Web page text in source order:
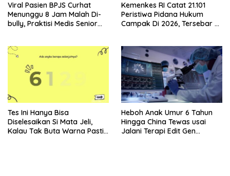
Viral Pasien BPJS Curhat
Menunggu 8 Jam Malah Di-
bully, Praktisi Medis Senior
Kemenkes RI Catat 21.101
Peristiwa Pidana Hukum
Campak Di 2026, Tersebar Di
Tes Ini Hanya Bisa
Diselesaikan Si Mata Jeli,
Kalau Tak Buta Warna Pasti
Heboh Anak Umur 6 Tahun
Hingga China Tewas usai
Jalani Terapi Edit Gen